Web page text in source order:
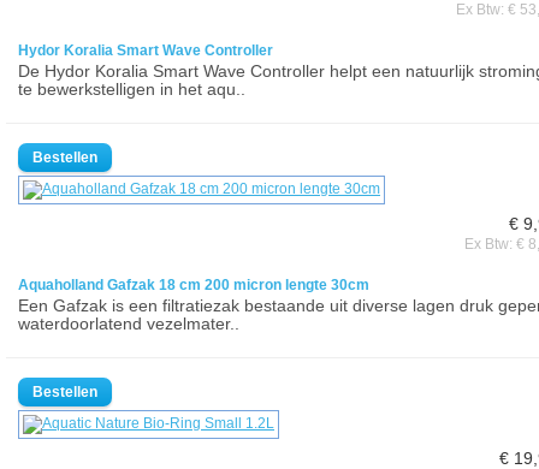
Ex Btw: €
Hydor Koralia Smart Wave Controller
De Hydor Koralia Smart Wave Controller helpt een natuurlijk
te bewerkstelligen in het aqu..
€
Ex Btw: €
Aquaholland Gafzak 18 cm 200 micron lengte 30cm
Een Gafzak is een filtratiezak bestaande uit diverse lagen druk
waterdoorlatend vezelmater..
€